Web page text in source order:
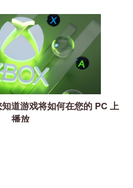
道游戏将如何在您的 PC 上
播放